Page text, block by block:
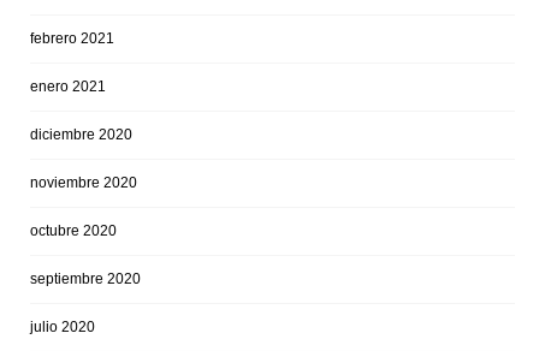
febrero 2021
enero 2021
diciembre 2020
noviembre 2020
octubre 2020
septiembre 2020
julio 2020